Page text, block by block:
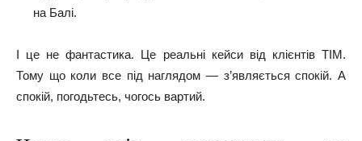
на Балі.
І це не фантастика. Це реальні кейси від клієнтів ТІМ.
Тому що коли все під наглядом — з’являється спокій. А
спокій, погодьтесь, чогось вартий.